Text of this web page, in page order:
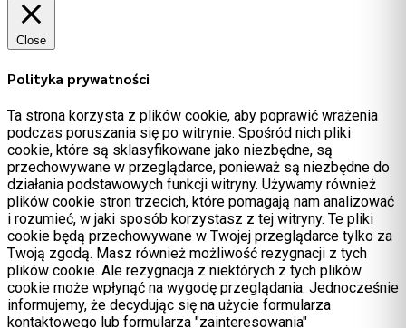
Close
Polityka prywatności
Ta strona korzysta z plików cookie, aby poprawić wrażenia
podczas poruszania się po witrynie. Spośród nich pliki
cookie, które są sklasyfikowane jako niezbędne, są
przechowywane w przeglądarce, ponieważ są niezbędne do
działania podstawowych funkcji witryny. Używamy również
plików cookie stron trzecich, które pomagają nam analizować
i rozumieć, w jaki sposób korzystasz z tej witryny. Te pliki
cookie będą przechowywane w Twojej przeglądarce tylko za
Twoją zgodą. Masz również możliwość rezygnacji z tych
plików cookie. Ale rezygnacja z niektórych z tych plików
cookie może wpłynąć na wygodę przeglądania. Jednocześnie
informujemy, że decydując się na użycie formularza
kontaktowego lub formularza "zainteresowania"